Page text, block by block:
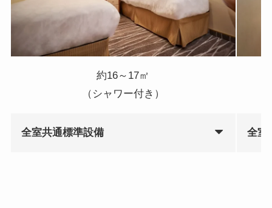
約16～17㎡
（シャワー付き）
全室共通標準設備 全室